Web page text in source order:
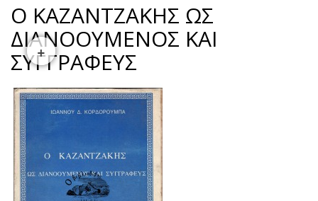
Ο ΚΑΖΑΝΤΖΑΚΗΣ ΩΣ
ΔΙΑΝΟΟΥΜΕΝΟΣ ΚΑΙ
ΣΥΓΓΡΑΦΕΥΣ
+